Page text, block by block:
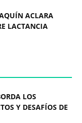
ACLARA
LACTANCIA
LOS
Y DESAFÍOS DE